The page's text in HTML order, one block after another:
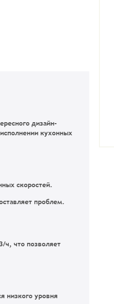
дизайн-
кухонных
скоростей.
проблем.
ч, что позволяет
низкого уровня